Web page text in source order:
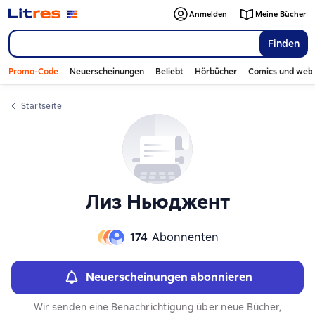
Finden
Anmelden Meine Bücher
Promo-Code Neuerscheinungen Beliebt Hörbücher Comics und
Startseite
Лиз Ньюджент
174 Abonnenten
Neuerscheinungen abonnieren
Wir senden eine Benachrichtigung über neue Bücher,
Слайдер с книгами
Слайдер с книгами